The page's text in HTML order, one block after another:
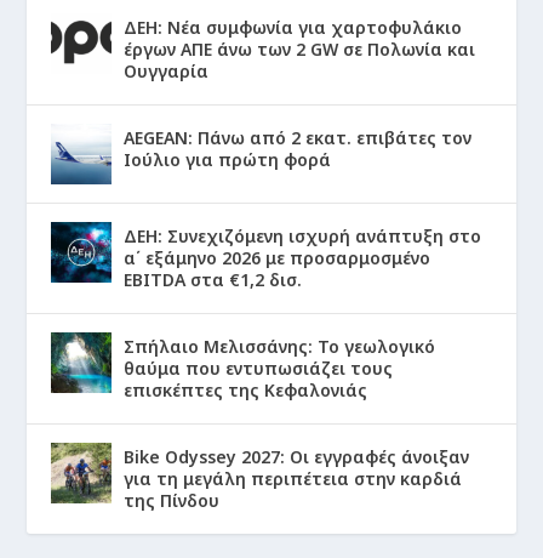
ΔΕΗ: Νέα συμφωνία για χαρτοφυλάκιο
έργων ΑΠΕ άνω των 2 GW σε Πολωνία και
Ουγγαρία
AEGEAN: Πάνω από 2 εκατ. επιβάτες τον
Ιούλιο για πρώτη φορά
ΔΕΗ: Συνεχιζόμενη ισχυρή ανάπτυξη στο
α΄ εξάμηνο 2026 με προσαρμοσμένο
EBITDA στα €1,2 δισ.
Σπήλαιο Μελισσάνης: Το γεωλογικό
θαύμα που εντυπωσιάζει τους
επισκέπτες της Κεφαλονιάς
Bike Odyssey 2027: Οι εγγραφές άνοιξαν
για τη μεγάλη περιπέτεια στην καρδιά
της Πίνδου